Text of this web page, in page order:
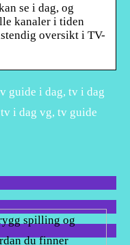
se i dag, og
kanaler i tiden
oversikt i TV-
guide i dag, tv i dag
i dag vg, tv guide